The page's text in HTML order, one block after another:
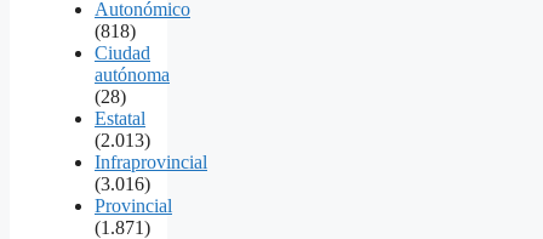
Autonómico
(818)
Ciudad
autónoma
(28)
Estatal
(2.013)
Infraprovincial
(3.016)
Provincial
(1.871)